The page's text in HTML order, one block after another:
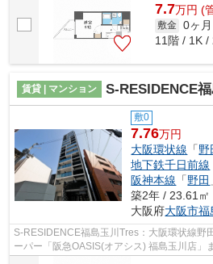
7.7万円 (
敷金 0ヶ月
11階 / 1K /
賃貸 | マンション S-RESIDENCE
敷0
7.76万円
大阪環状線 「野
地下鉄千日前線
阪神本線 「野田
築2年 / 23.61㎡
大阪府大阪市福
S-RESIDENCE福島玉川Tres：大阪環状線野
ーパー「阪急OASIS(オアシス) 福島玉川店」